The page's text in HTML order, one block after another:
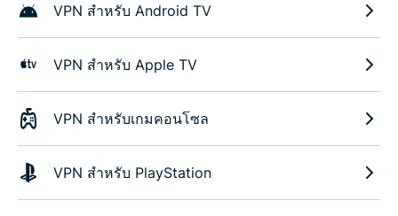
VPN สำหรับ Android TV
VPN สำหรับ Apple TV
VPN สำหรับเกมคอนโซล
VPN สำหรับ PlayStation